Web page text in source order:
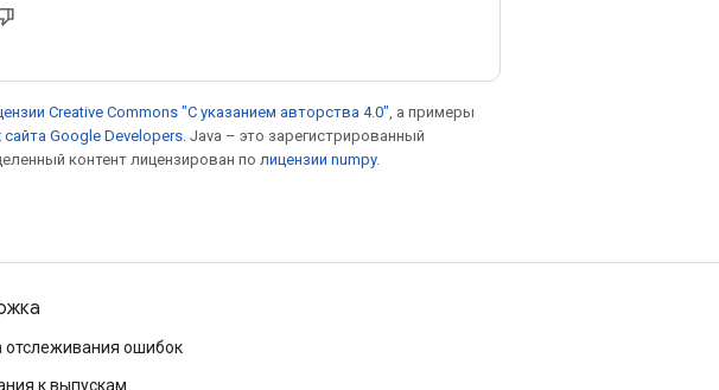
Creative Commons "С указанием авторства 4.0" , а примеры
сайта Google Developers . Java – это зарегистрированный
контент лицензирован по лицензии numpy.
отслеживания ошибок
к выпускам